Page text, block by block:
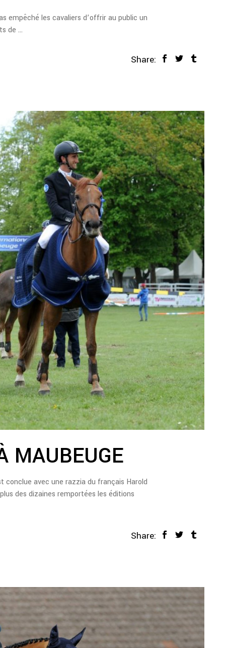
empêché les cavaliers d’offrir au public un
de
Share:
MAUBEUGE
conclue avec une razzia du français Harold
des dizaines remportées les éditions
Share: